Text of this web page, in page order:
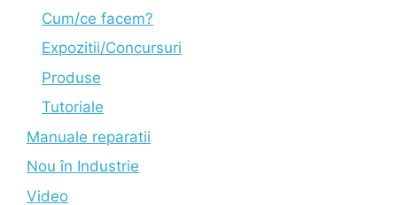
Cum/ce facem?
Expozitii/Concursuri
Produse
Tutoriale
Manuale reparatii
Nou în Industrie
Video